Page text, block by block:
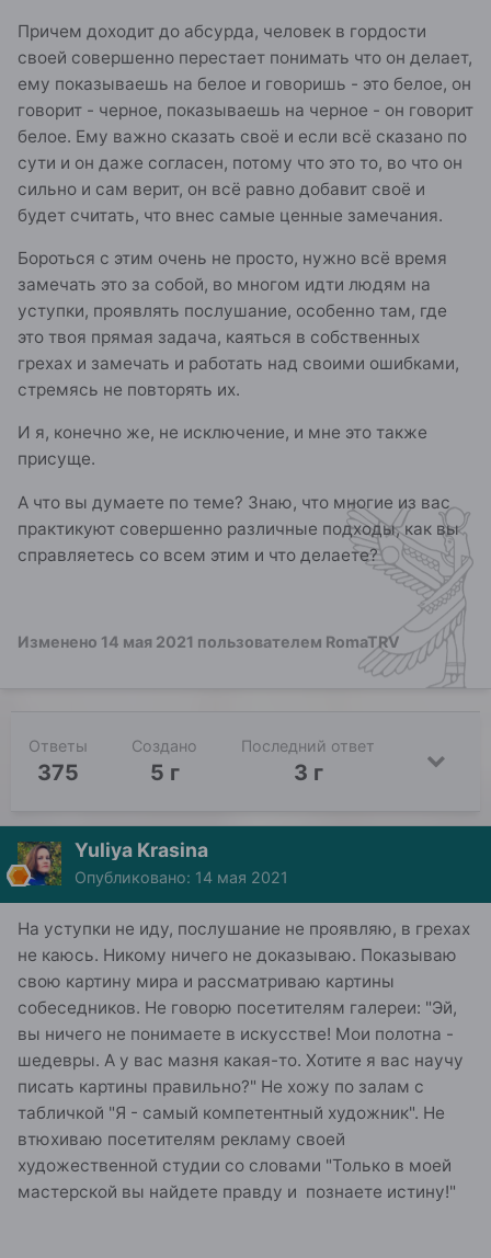
Причем доходит до абсурда, человек в гордости
своей совершенно перестает понимать что он делает,
ему показываешь на белое и говоришь - это белое, он
говорит - черное, показываешь на черное - он говорит
белое. Ему важно сказать своё и если всё сказано по
сути и он даже согласен, потому что это то, во что он
сильно и сам верит, он всё равно добавит своё и
будет считать, что внес самые ценные замечания.
Бороться с этим очень не просто, нужно всё время
замечать это за собой, во многом идти людям на
уступки, проявлять послушание, особенно там, где
это твоя прямая задача, каяться в собственных
грехах и замечать и работать над своими ошибками,
стремясь не повторять их.
И я, конечно же, не исключение, и мне это также
присуще.
А что вы думаете по теме? Знаю, что многие из вас
практикуют совершенно различные подходы, как вы
справляетесь со всем этим и что делаете?
Изменено 14 мая 2021 пользователем RomaTRV
Ответы
375
Создано
5 г
Последний ответ
3 г
Yuliya Krasina
Опубликовано: 14 мая 2021
На уступки не иду, послушание не проявляю, в грехах
не каюсь. Никому ничего не доказываю. Показываю
свою картину мира и рассматриваю картины
собеседников. Не говорю посетителям галереи: "Эй,
вы ничего не понимаете в искусстве! Мои полотна -
шедевры. А у вас мазня какая-то. Хотите я вас научу
писать картины правильно?" Не хожу по залам с
табличкой "Я - самый компетентный художник". Не
втюхиваю посетителям рекламу своей
художественной студии со словами "Только в моей
мастерской вы найдете правду и познаете истину!"